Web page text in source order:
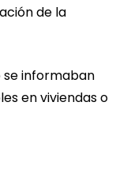
de la
informaban
en viviendas o